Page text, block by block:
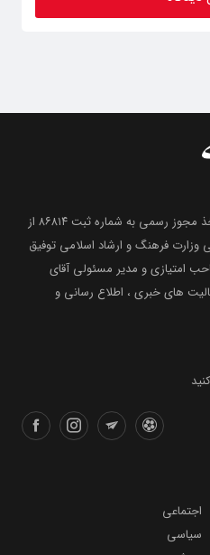
با اخذ مجوز رسمی به شماره ثبت ۸۶۸۱۴ از
وزارت فرهنگ و ارشاد اسلامی توفیق
مرداد ماه سال ۱۳۹۹ با صاحب امتیازی و مدیر مسئولی آقای
های خبری ، اطلاع رسانی و
اجتماعی
سیاسی